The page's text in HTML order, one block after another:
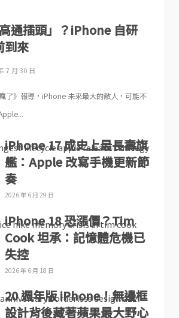
通插頭」？iPhone 自研
到來
7 月 30 日
了》報導，iPhone 未來最大的敵人，可能不
iPhone 17 成史上最長壽旗
艦：Apple 改寫手機更新節
奏
2026 年 6 月 29 日
iPhone 18 恐漲價？Tim
Cook 坦承：記憶體危機已
失控
2026 年 6 月 18 日
20 週年版 iPhone！無邊框
設計背後藏著蘋果最大野心